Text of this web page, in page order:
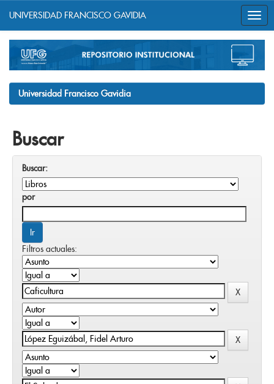
navigation
UNIVERSIDAD FRANCISCO GAVIDIA
Universidad Francisco Gavidia
Buscar
Buscar:
por
Filtros actuales: